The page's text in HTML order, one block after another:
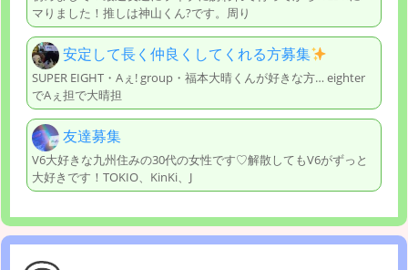
マりました！推しは神山くん?です。周り
安定して長く仲良くしてくれる方募集
SUPER EIGHT・Aぇ! group・福本大晴くんが好きな方… eighter
でAぇ担で大晴担
友達募集
V6大好きな九州住みの30代の女性です♡解散してもV6がずっと
大好きです！TOKIO、KinKi、J